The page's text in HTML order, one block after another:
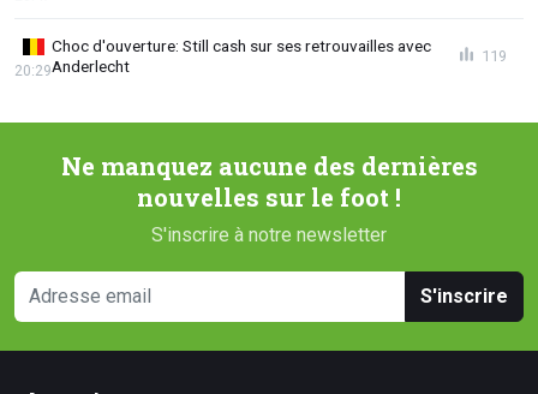
Choc d'ouverture: Still cash sur ses retrouvailles avec
Anderlecht
20:29
119
Ne manquez aucune des dernières
nouvelles sur le foot !
S'inscrire à notre newsletter
S'inscrire